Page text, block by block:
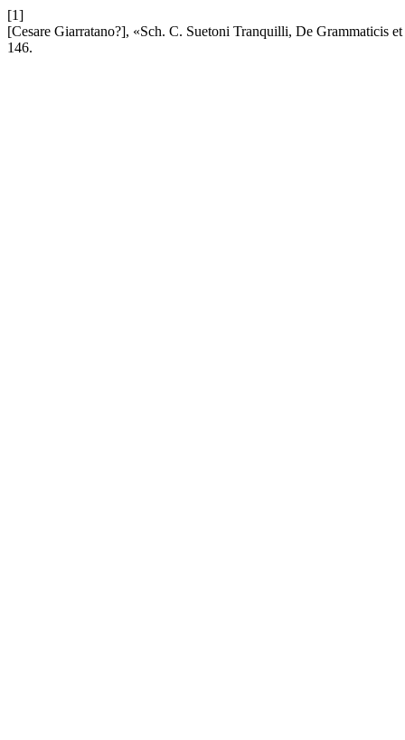
[1]
[Cesare Giarratano?], «Sch. C. Suetoni Tranquilli, De Grammaticis
146.